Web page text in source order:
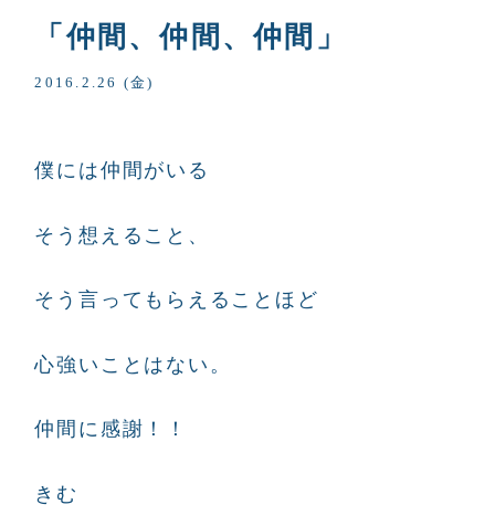
「仲間、仲間、仲間」
2016.2.26 (金)
僕には仲間がいる
そう想えること、
そう言ってもらえることほど
心強いことはない。
仲間に感謝！！
きむ